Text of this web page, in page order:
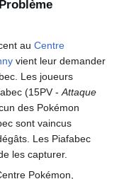
au Centre
vient leur demander
Les joueurs
(15PV - Attaque
des Pokémon
sont vaincus
Les Piafabec
les capturer.
Pokémon,